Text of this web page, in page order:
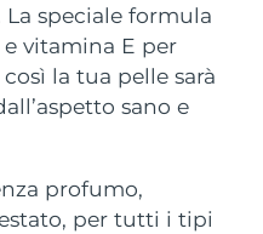
speciale formula
vitamina E per
la tua pelle sarà
sano e
profumo,
per tutti i tipi